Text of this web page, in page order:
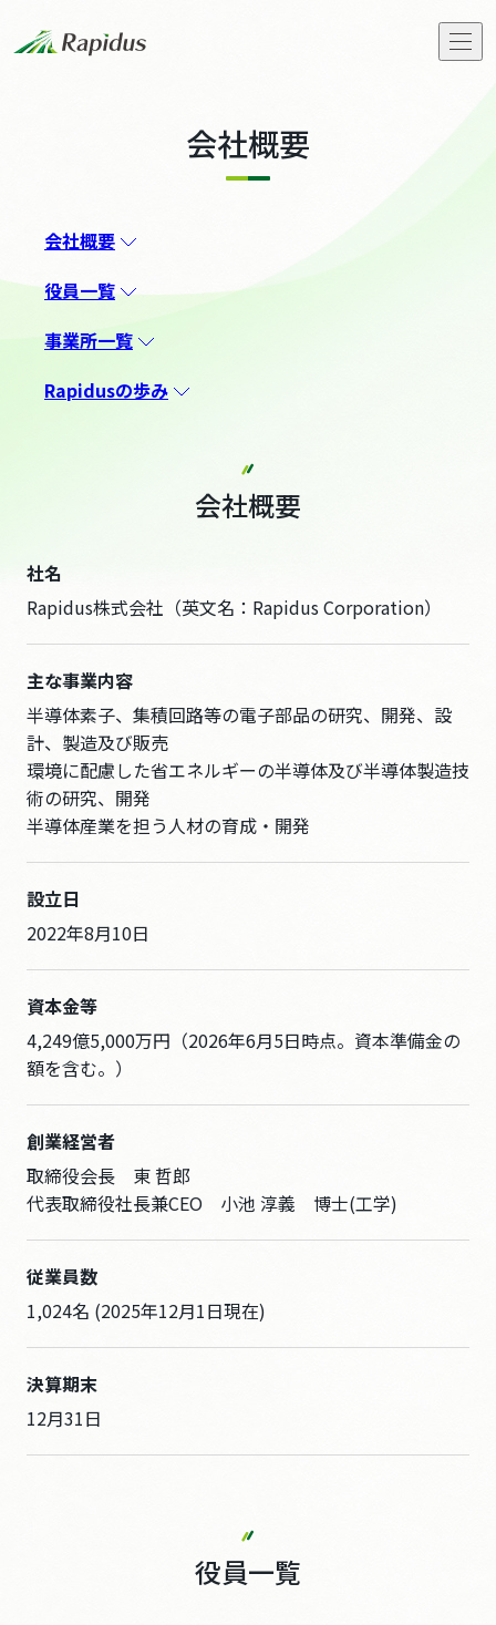
Rapidusの事業と技術
お問い合わせ
このサイトについて
個人情報保護方針
人権方針
腐敗防止方針
調達方針
パートナーシップ構築宣言
クッキーの利用について
JP
会社概要
会社概要
役員一覧
事業所一覧
Rapidusの歩み
会社概要
社名
Rapidus株式会社（英文名：Rapidus Corporation）
主な事業内容
半導体素子、集積回路等の電子部品の研究、開発、設
計、製造及び販売
環境に配慮した省エネルギーの半導体及び半導体製造技
術の研究、開発
半導体産業を担う人材の育成・開発
設立日
2022年8月10日
資本金等
4,249億5,000万円（2026年6月5日時点。資本準備金の
額を含む。）
創業経営者
取締役会長 東 哲郎
代表取締役社長兼CEO 小池 淳義 博士(工学)
従業員数
1,024名 (2025年12月1日現在)
決算期末
12月31日
役員一覧